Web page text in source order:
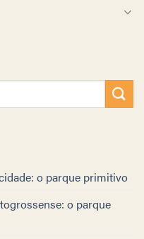
o parque primitivo
o parque